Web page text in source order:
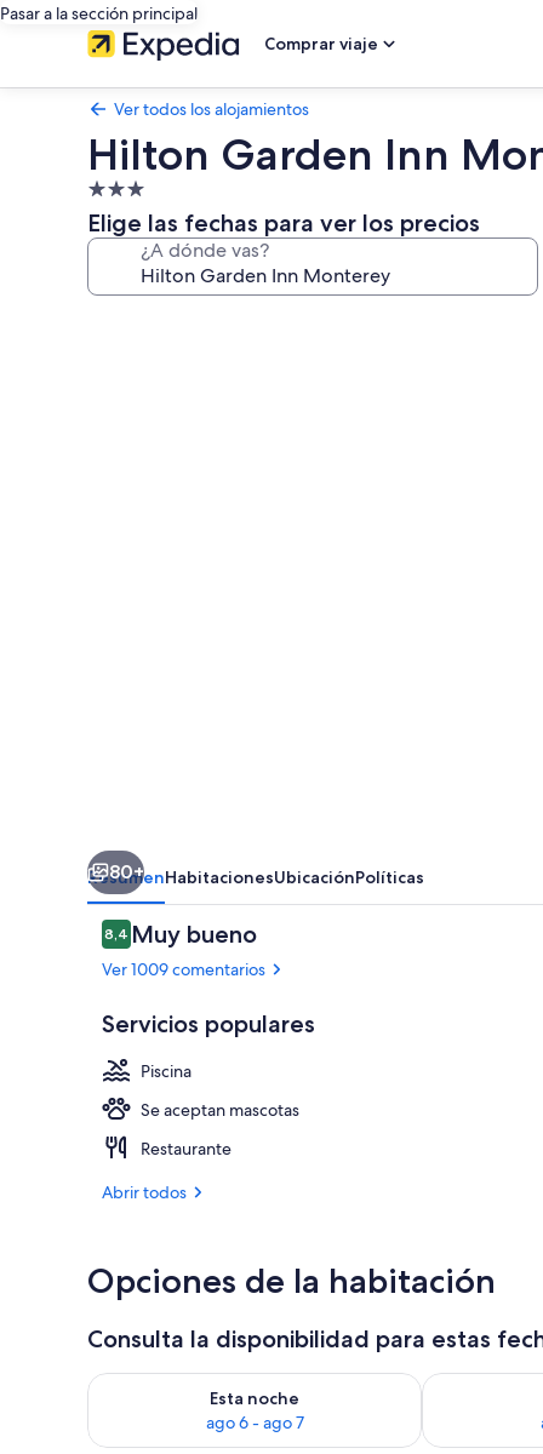
Pasar a la sección principal
Comprar viaje
Ver todos los alojamientos
Hilton Garden Inn
Alojamiento
de
3.0 estrellas
Elige las fechas para ver los precios
¿A dónde vas?
80+
ResumenHabitacionesUbicaciónPolíticas
Comentarios
8,48,4 de 10
Muy bueno
Ver 1009 comentarios
Servicios populares
Piscina
Se aceptan mascotas
Restaurante
Abrir todos
Opciones de la habitación
Consulta la disponibilidad para estas
Esta noche
ago 6 - ago 7
Consulta la disponibilidad para esta noche, ago 6 -
Consulta la